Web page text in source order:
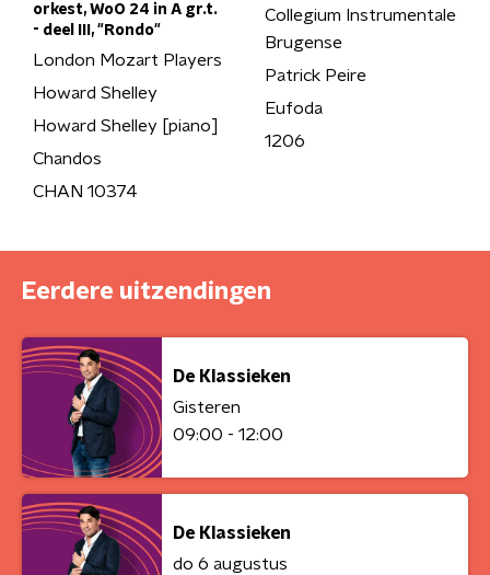
orkest, WoO 24 in A gr.t.
- deel III, "Rondo"
London Mozart Players
Howard Shelley
Howard Shelley [piano]
Chandos
CHAN 10374
Collegium Instrumentale
Brugense
Patrick Peire
Eufoda
1206
Eerdere uitzendingen
De Klassieken
Gisteren
09:00 - 12:00
De Klassieken
do 6 augustus